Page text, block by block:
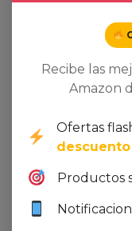
Recibe las
Amazon
Ofertas
descuento
Productos